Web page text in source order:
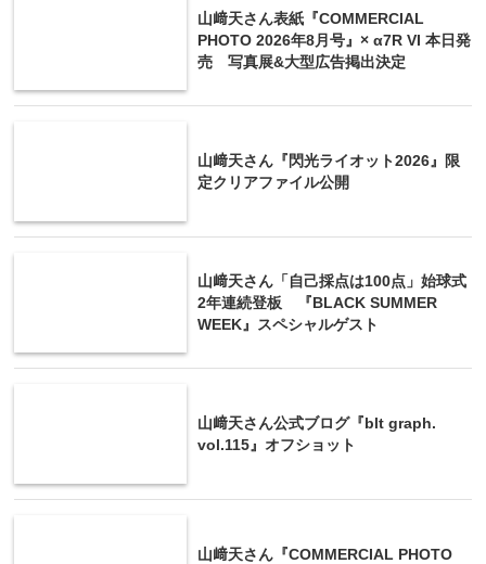
山﨑天さん表紙『COMMERCIAL
PHOTO 2026年8月号』× α7R VI 本日発
売 写真展&大型広告掲出決定
山﨑天さん『閃光ライオット2026』限
定クリアファイル公開
山﨑天さん「自己採点は100点」始球式
2年連続登板 『BLACK SUMMER
WEEK』スペシャルゲスト
山﨑天さん公式ブログ『blt graph.
vol.115』オフショット
山﨑天さん『COMMERCIAL PHOTO